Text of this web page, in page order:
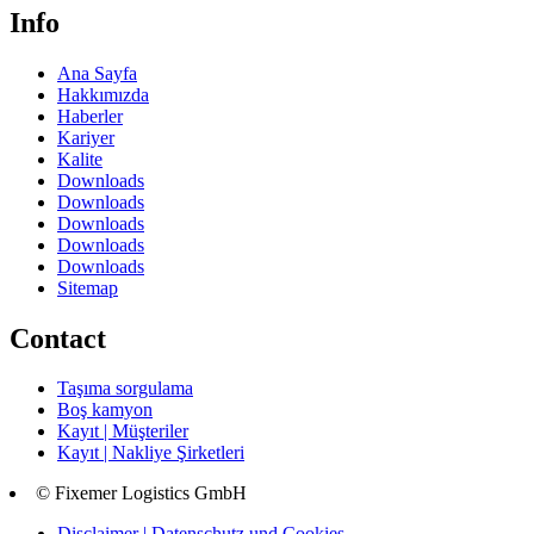
Info
Ana Sayfa
Hakkımızda
Haberler
Kariyer
Kalite
Downloads
Downloads
Downloads
Downloads
Downloads
Sitemap
Contact
Taşıma sorgulama
Boş kamyon
Kayıt | Müşteriler
Kayıt | Nakliye Şirketleri
© Fixemer Logistics GmbH